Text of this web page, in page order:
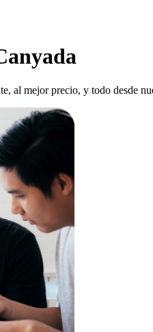
al mejor precio, y todo desde